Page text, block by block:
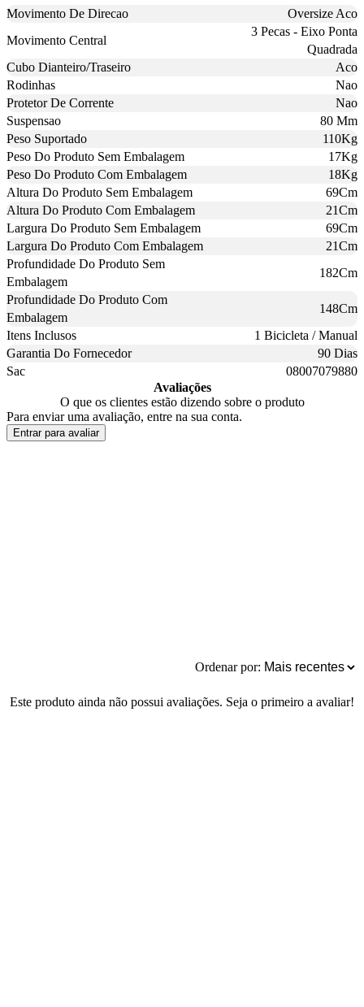
Movimento De Direcao
Oversize Aco
Movimento Central
3 Pecas - Eixo Ponta
Quadrada
Cubo Dianteiro/Traseiro
Aco
Rodinhas
Nao
Protetor De Corrente
Nao
Suspensao
80 Mm
Peso Suportado
110Kg
Peso Do Produto Sem Embalagem
17Kg
Peso Do Produto Com Embalagem
18Kg
Altura Do Produto Sem Embalagem
69Cm
Altura Do Produto Com Embalagem
21Cm
Largura Do Produto Sem Embalagem
69Cm
Largura Do Produto Com Embalagem
21Cm
Profundidade Do Produto Sem
Embalagem
182Cm
Profundidade Do Produto Com
Embalagem
148Cm
Itens Inclusos
1 Bicicleta / Manual
Garantia Do Fornecedor
90 Dias
Sac
08007079880
Avaliações
O que os clientes estão dizendo sobre o produto
Para enviar uma avaliação, entre na sua conta.
Entrar para avaliar
Ordenar por:
Este produto ainda não possui avaliações. Seja o primeiro a avaliar!